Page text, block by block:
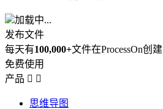
加载中...
发布文件
每天有100,000+文件在ProcessOn创建
免费使用
产品  
思维导图